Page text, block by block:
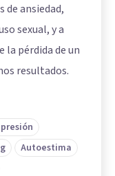
de ansiedad,
sexual, y a
la pérdida de un
resultados.
Autoestima